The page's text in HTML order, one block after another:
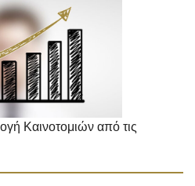
Καινοτομιών από τις